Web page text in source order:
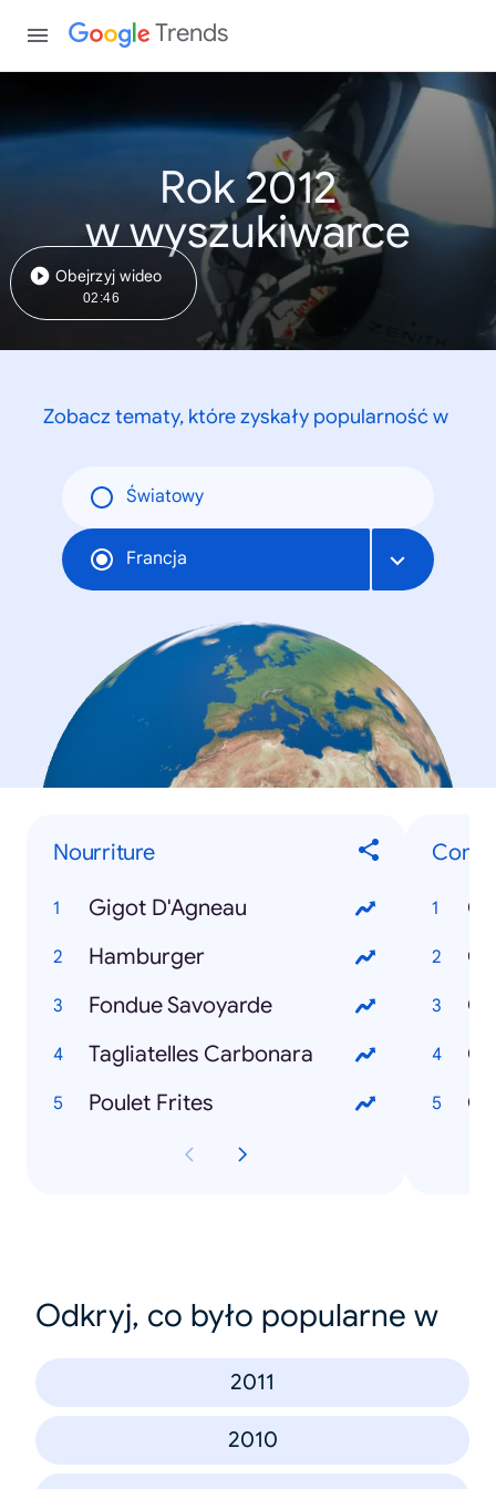
Trends
Rok 2012
w wyszukiwarce
Obejrzyj wideo
02:46
Zobacz tematy, które zyskały popularność w
Światowy
Francja
Nourriture
Gigot D'Agneau
Hamburger
Fondue Savoyarde
Tagliatelles Carbonara
Poulet Frites
Odkryj, co było popularne w
2011
2010